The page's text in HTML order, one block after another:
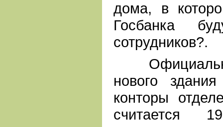
дома, в
Госбанка
сотрудников?.
нового
конторы
считается